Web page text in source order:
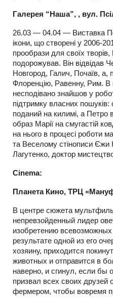
Галерея “Наша”, , вул.
26.03 — 04.04 — Виставка
ікони, що створені у 2006-
прообрази для своїх
подорожував. Він відвідав
Новгород, Галич, Почаїв, а,
Флоренцію, Равенну, Рим. В
несподівано знайшов у
підтримку власних пошуків:
поданий на килимі, а Петро
образ Марії на смугастій
на нього в процесі роботи
та Веселому стінописи Єжи
Лагутенко, доктор
Cinema:
Планета Кино, ТРЦ
В центре сюжета
непревзойденный лидер
изобретению
результате одной из его
хозяину, приходится
животных и отправится в
наверно, и сгинул, если бы
призвал всех своих друзей
фермером, чтобы вовремя